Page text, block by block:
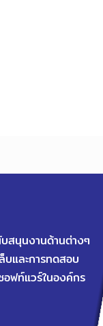
บสนุนงานด้านต่างๆ
และการทดสอบ
อฟท์แวร์ในองค์กร